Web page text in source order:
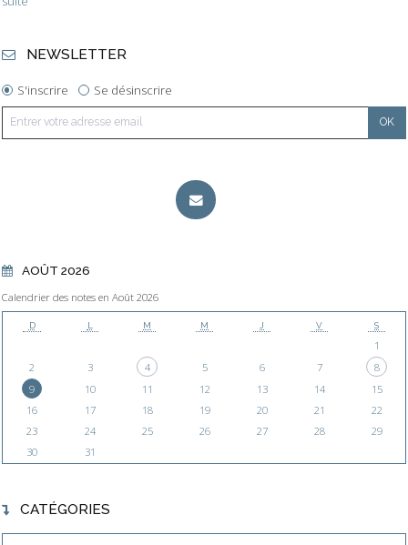
NEWSLETTER
S'inscrire Se désinscrire
AOÛT 2026
Calendrier des notes en Août 2026
D L M M J V S
1
2
3 4 5 6 7
8
9
10 11 12 13 14
15
16
17 18 19 20 21
22
23
24 25 26 27 28
29
30
31
CATÉGORIES